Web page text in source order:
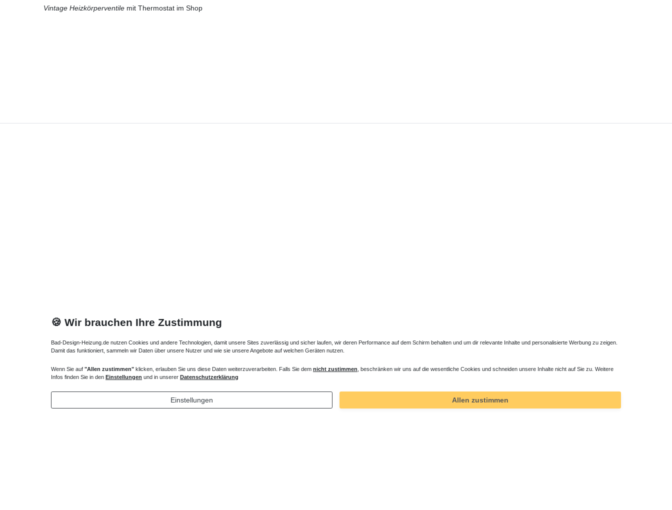
Vintage Heizkörperventile mit Thermostat im Shop
antike Heizkörper 60 x ab 39 cm ab 430 Watt
740,00 € *
Retro Heizkörper 97 x ab 42 cm ab 935 W
906,00 € *
*inkl. ges. MwSt.
nostalgische Heizkörper 76 x ab 42 cm ab 695 W
797,00 € *
Jugendstil Heizkörper 60 x ab 37 cm ab 426 W
791,00 € *
*inkl. ges. MwSt.
🍪 Wir brauchen Ihre Zustimmung
Bad-Design-Heizung.de nutzen Cookies und andere Technologien, damit unsere Sites zuverlässig und sicher laufen, wir deren Performance auf dem Schirm behalten und um dir relevante Inhalte und personalisierte Werbung zu zeigen.
Damit das funktioniert, sammeln wir Daten über unsere Nutzer und wie sie unsere Angebote auf welchen Geräten nutzen.
Wenn Sie auf "Allen zustimmen" klicken, erlauben Sie uns diese Daten weiterzuverarbeiten. Falls Sie dem nicht zustimmen , beschränken wir uns auf die wesentliche Cookies und schneiden unsere Inhalte nicht auf Sie zu. Weitere
Infos finden Sie in den Einstellungen und in unserer Datenschutzerklärung
Einstellungen Allen zustimmen